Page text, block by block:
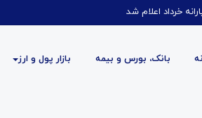
خرداد اعلام شد
بانک، بورس و بیمه بازار پول و ارز